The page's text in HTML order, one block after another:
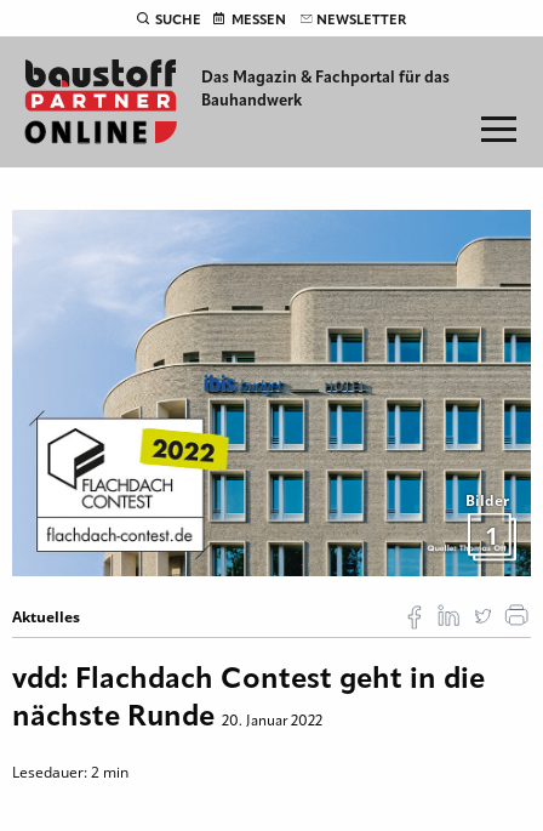
SUCHE MESSEN NEWSLETTER
Das Magazin & Fachportal für das
Bauhandwerk
Bilder
1
Aktuelles
vdd: Flachdach Contest geht in die
nächste Runde 20. Januar 2022
Lesedauer:2 min